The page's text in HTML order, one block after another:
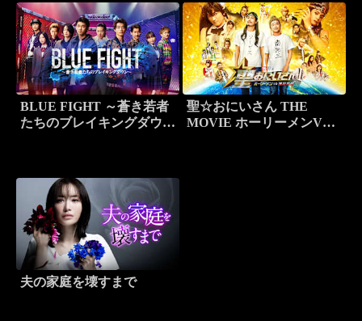
BLUE FIGHT ～蒼き若者
たちのブレイキングダウン
聖☆おにいさん THE
MOVIE ホーリーメンVS
夫の家庭を壊すまで